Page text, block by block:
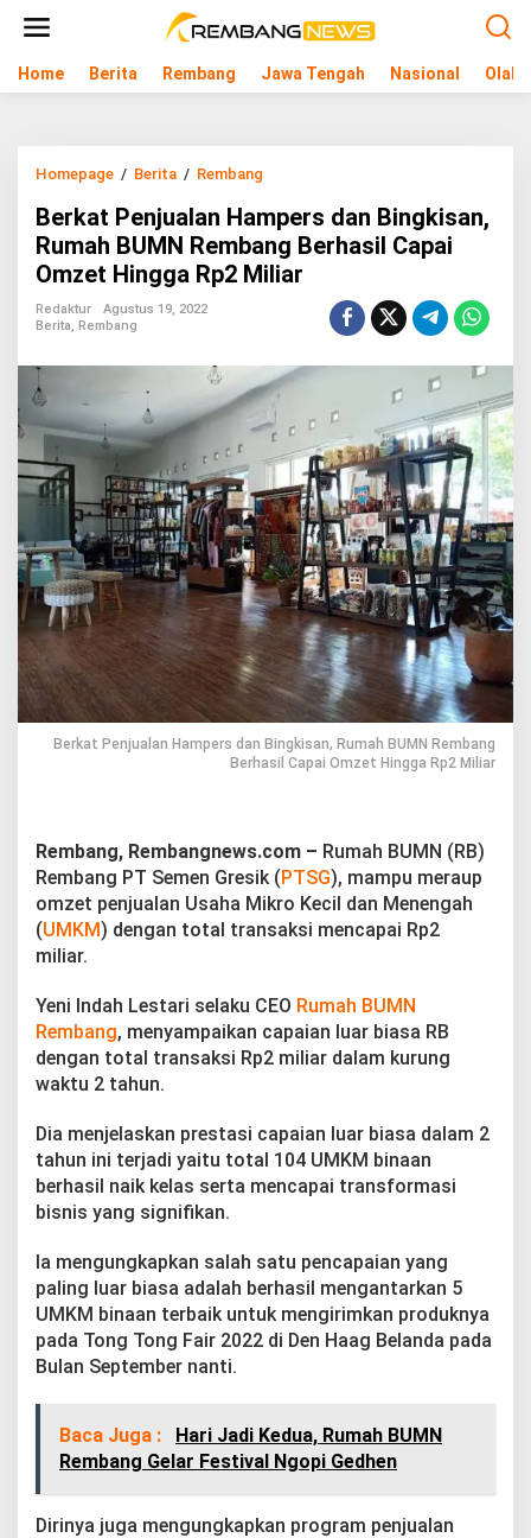
t
Home Berita Rembang Jawa Tengah Nasional
Homepage / Berita / Rembang
r
k
a
t
j
u
l
H
a
m
p
e
r
s
a
n
n
g
a
n
,
R
h
B
U
e
m
b
B
e
r
a
C
a
a
i
Berkat Penjualan Hampers dan Bingkisan,
Rumah BUMN Rembang Berhasil Capai
Omzet Hingga Rp2 Miliar
Redaktur
Agustus 19, 2022
Berita, Rembang
Berkat Penjualan Hampers dan Bingkisan, Rumah BUMN Rembang
Berhasil Capai Omzet Hingga Rp2 Miliar
Rembang, Rembangnews.com – Rumah BUMN (RB)
Rembang PT Semen Gresik (PTSG), mampu meraup
omzet penjualan Usaha Mikro Kecil dan Menengah
(UMKM) dengan total transaksi mencapai Rp2
miliar.
Yeni Indah Lestari selaku CEO Rumah BUMN
Rembang, menyampaikan capaian luar biasa RB
dengan total transaksi Rp2 miliar dalam kurung
waktu 2 tahun.
Dia menjelaskan prestasi capaian luar biasa dalam 2
tahun ini terjadi yaitu total 104 UMKM binaan
berhasil naik kelas serta mencapai transformasi
bisnis yang signifikan.
Ia mengungkapkan salah satu pencapaian yang
paling luar biasa adalah berhasil mengantarkan 5
UMKM binaan terbaik untuk mengirimkan produknya
pada Tong Tong Fair 2022 di Den Haag Belanda pada
Bulan September nanti.
Baca Juga :
Hari Jadi Kedua, Rumah BUMN
Rembang Gelar Festival Ngopi Gedhen
Dirinya juga mengungkapkan program penjualan